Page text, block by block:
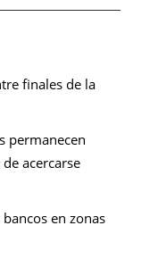
finales de la
permanecen
acercarse
en zonas